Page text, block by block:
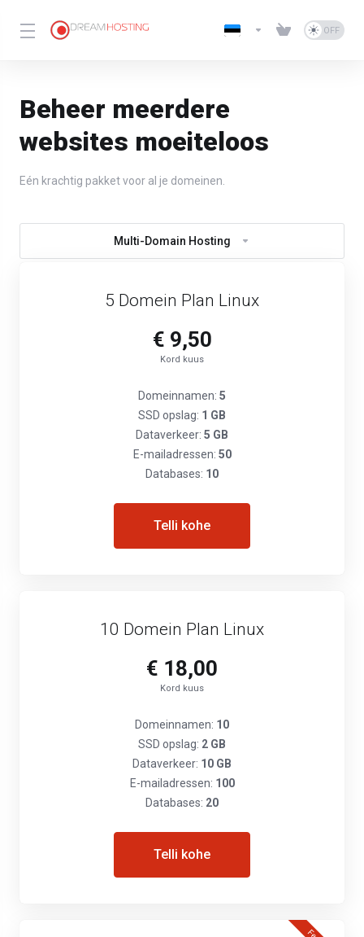
Beheer meerdere
websites moeiteloos
Eén krachtig pakket voor al je domeinen.
Multi-Domain Hosting
5 Domein Plan Linux
€ 9,50
Kord kuus
Domeinnamen: 5
SSD opslag: 1 GB
Dataverkeer: 5 GB
E-mailadressen: 50
Databases: 10
Telli kohe
10 Domein Plan Linux
€ 18,00
Kord kuus
Domeinnamen: 10
SSD opslag: 2 GB
Dataverkeer: 10 GB
E-mailadressen: 100
Databases: 20
Telli kohe